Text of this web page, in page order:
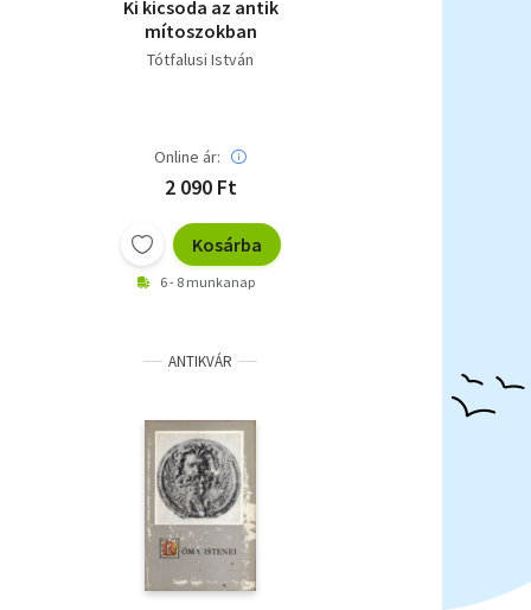
Ki kicsoda az antik
mítoszokban
Tótfalusi István
Online ár:
2 090 Ft
Kosárba
6 - 8 munkanap
ANTIKVÁR